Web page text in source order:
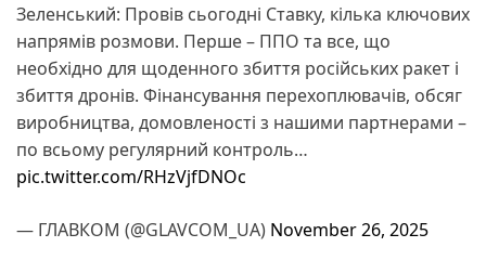
Зеленський: Провів сьогодні Ставку, кілька ключових
напрямів розмови. Перше – ППО та все, що
необхідно для щоденного збиття російських ракет і
збиття дронів. Фінансування перехоплювачів, обсяг
виробництва, домовленості з нашими партнерами –
по всьому регулярний контроль…
pic.twitter.com/RHzVjfDNOc
— ГЛАВКОМ (@GLAVCOM_UA) November 26, 2025